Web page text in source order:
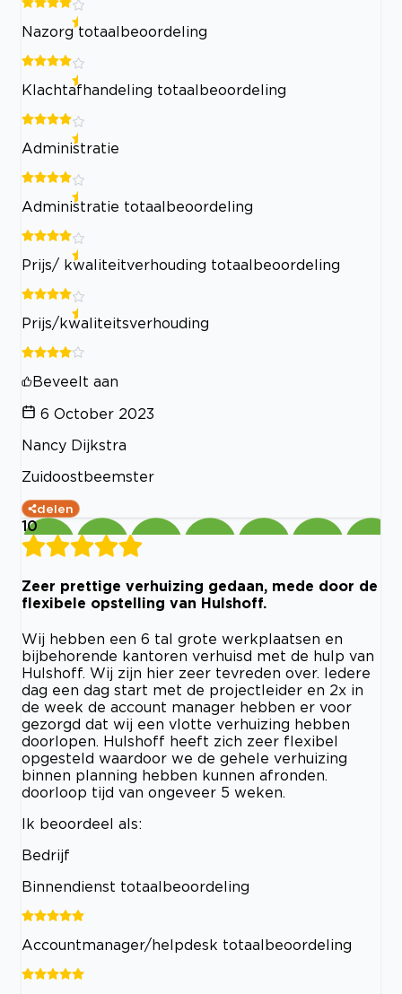
Nazorg totaalbeoordeling
Klachtafhandeling totaalbeoordeling
Administratie
Administratie totaalbeoordeling
Prijs/ kwaliteitverhouding totaalbeoordeling
Prijs/kwaliteitsverhouding
Beveelt aan
6 October 2023
Nancy Dijkstra
Zuidoostbeemster
delen
10
Zeer prettige verhuizing gedaan, mede door de
flexibele opstelling van Hulshoff.
Wij hebben een 6 tal grote werkplaatsen en
bijbehorende kantoren verhuisd met de hulp van
Hulshoff. Wij zijn hier zeer tevreden over. Iedere
dag een dag start met de projectleider en 2x in
de week de account manager hebben er voor
gezorgd dat wij een vlotte verhuizing hebben
doorlopen. Hulshoff heeft zich zeer flexibel
opgesteld waardoor we de gehele verhuizing
binnen planning hebben kunnen afronden.
doorloop tijd van ongeveer 5 weken.
Ik beoordeel als:
Bedrijf
Binnendienst totaalbeoordeling
Accountmanager/helpdesk totaalbeoordeling